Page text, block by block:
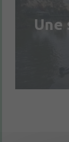
Une